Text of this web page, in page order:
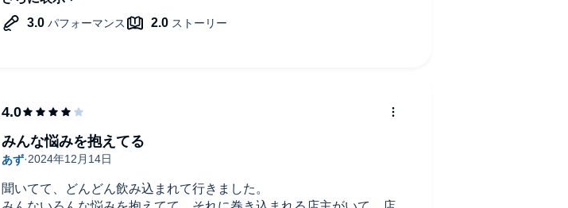
あと大人の決闘はダサすぎるかと。
聞いてて、どんどん飲み込まれて行きました。
みんな悩みを抱えてる